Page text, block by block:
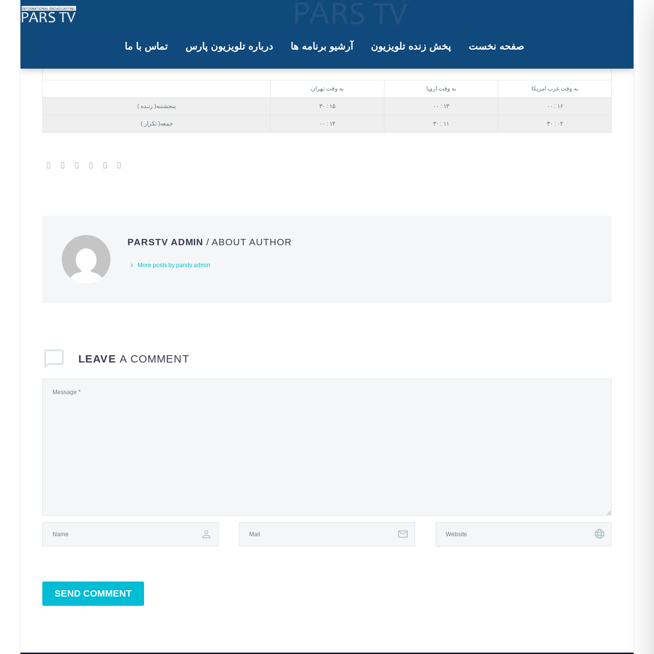
تماس با ما درباره تلویزیون پارس آرشیو برنامه ها پخش زنده تلویزیون صفحه نخست
جدول پخش برنامه مجله خبری
به وقت تهران به وقت اروپا به وقت غرب امریکا
پنجشنبه( زنـده ) ۳۰ : ۱۵ ۰۰ : ۱۳ ۰۰ : ۱۶
جمعه( تکرار ) ۰۰ : ۱۴ ۳۰ : ۱۱ ۳۰ : ۰۲
PARSTV ADMIN/ ABOUT AUTHOR
More posts by parstv admin
LEAVE A COMMENT
SEND COMMENT